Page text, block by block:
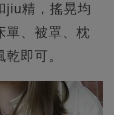
jiu精，搖晃均
單、被罩、枕
即可。